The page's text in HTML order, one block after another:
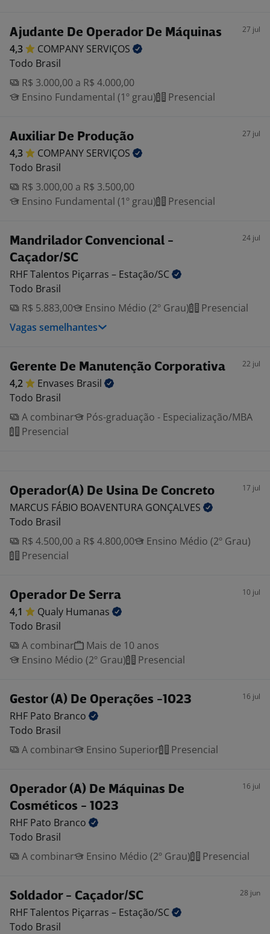
Ajudante De Operador De Máquinas 27 jul
4,3 COMPANY SERVIÇOS
Todo Brasil
R$ 3.000,00 a R$ 4.000,00
Ensino Fundamental (1º grau)
Presencial
Auxiliar De Produção 27 jul
4,3 COMPANY SERVIÇOS
Todo Brasil
R$ 3.000,00 a R$ 3.500,00
Ensino Fundamental (1º grau)
Presencial
Mandrilador Convencional -
Caçador/SC
24 jul
RHF Talentos Piçarras – Estação/SC
Todo Brasil
R$ 5.883,00
Ensino Médio (2º Grau)
Presencial
Vagas semelhantes
Gerente De Manutenção Corporativa 22 jul
4,2 Envases Brasil
Todo Brasil
A combinar
Pós-graduação - Especialização/MBA
Presencial
Operador(A) De Usina De Concreto 17 jul
MARCUS FÁBIO BOAVENTURA GONÇALVES
Todo Brasil
R$ 4.500,00 a R$ 4.800,00
Ensino Médio (2º Grau)
Presencial
Operador De Serra 10 jul
4,1 Qualy Humanas
Todo Brasil
A combinar
Mais de 10 anos
Ensino Médio (2º Grau)
Presencial
Gestor (A) De Operações -1023 16 jul
RHF Pato Branco
Todo Brasil
A combinar
Ensino Superior Presencial
Operador (A) De Máquinas De
Cosméticos - 1023
16 jul
RHF Pato Branco
Todo Brasil
A combinar
Ensino Médio (2º Grau) Presencial
Soldador - Caçador/SC 28 jun
RHF Talentos Piçarras – Estação/SC
Todo Brasil